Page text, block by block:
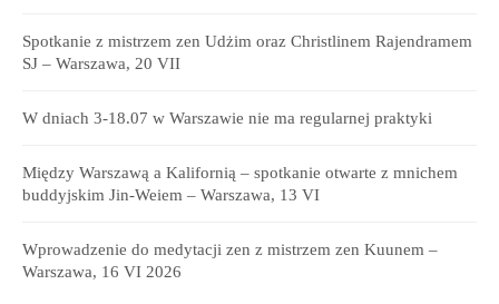
Spotkanie z mistrzem zen Udżim oraz Christlinem Rajendramem
SJ – Warszawa, 20 VII
W dniach 3-18.07 w Warszawie nie ma regularnej praktyki
Między Warszawą a Kalifornią – spotkanie otwarte z mnichem
buddyjskim Jin-Weiem – Warszawa, 13 VI
Wprowadzenie do medytacji zen z mistrzem zen Kuunem –
Warszawa, 16 VI 2026